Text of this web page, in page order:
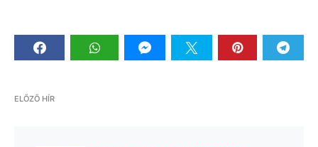
ELŐZŐ HÍR